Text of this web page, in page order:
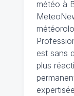
météo à
est sans
plus